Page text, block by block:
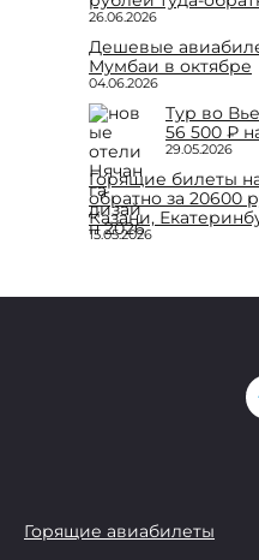
26.06.2026
Дешевые
Мумбаи в октябре
04.06.2026
Тур во
56 500 ₽
29.05.2026
Горящие билеты
обратно за 20600
Казани,
15.05.2026
Горящие авиабилеты